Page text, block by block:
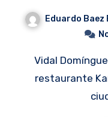
Eduardo Baez
Vidal Domínguez Díaz, chef propietario del
restaurante